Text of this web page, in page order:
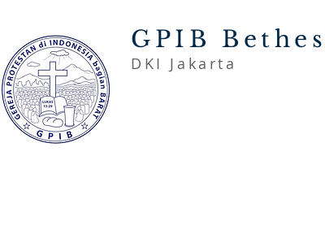
GPIB
DKI Jakarta